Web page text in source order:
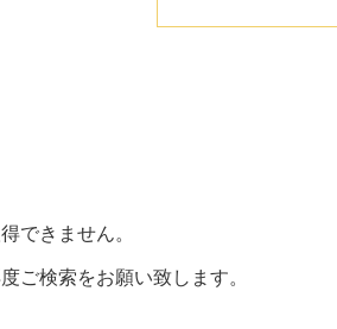
できません。
ご検索をお願い致します。